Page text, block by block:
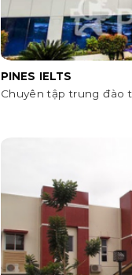
PINES IELTS
Chuyên tập trung đào